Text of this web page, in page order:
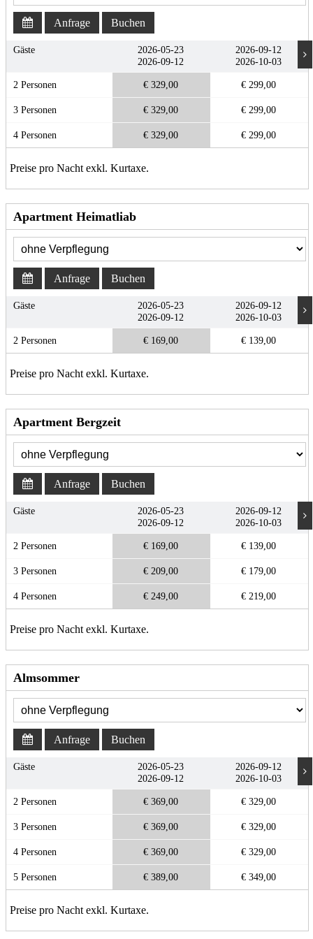
Anfrage Buchen
Gäste
2 Personen
3 Personen
4 Personen
2026-05-23
2026-09-12
€ 329,00
€ 329,00
€ 329,00
2026-09-12
2026-10-03
€ 299,00
€ 299,00
€ 299,00
Preise pro Nacht exkl. Kurtaxe.
Apartment Heimatliab
Anfrage Buchen
Gäste
2 Personen
2026-05-23
2026-09-12
€ 169,00
2026-09-12
2026-10-03
€ 139,00
Preise pro Nacht exkl. Kurtaxe.
Apartment Bergzeit
Anfrage Buchen
Gäste
2 Personen
3 Personen
4 Personen
2026-05-23
2026-09-12
€ 169,00
€ 209,00
€ 249,00
2026-09-12
2026-10-03
€ 139,00
€ 179,00
€ 219,00
Preise pro Nacht exkl. Kurtaxe.
Almsommer
Anfrage Buchen
Gäste
2 Personen
3 Personen
4 Personen
5 Personen
2026-05-23
2026-09-12
€ 369,00
€ 369,00
€ 369,00
€ 389,00
2026-09-12
2026-10-03
€ 329,00
€ 329,00
€ 329,00
€ 349,00
Preise pro Nacht exkl. Kurtaxe.